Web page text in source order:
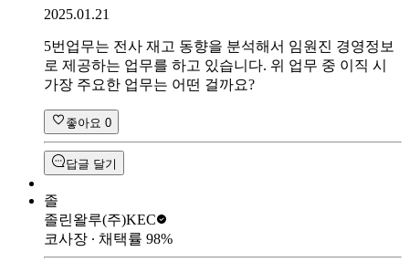
2025.01.21
5번업무는 전사 재고 동향을 분석해서 임원진 경영정보
로 제공하는 업무를 하고 있습니다. 위 업무 중 이직 시
가장 주요한 업무는 어떤 걸까요?
좋아요 0
답글 달기
졸
졸린왈루(주)KEC
코사장 ∙ 채택률 98%